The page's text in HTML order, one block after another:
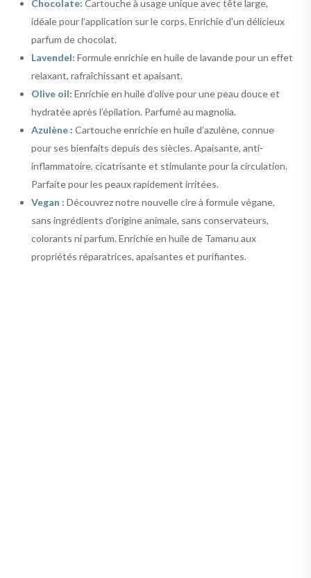
Chocolate: Cartouche à usage unique avec tête large,
idéale pour l’application sur le corps. Enrichie d’un délicieux
parfum de chocolat.
Lavendel: Formule enrichie en huile de lavande pour un effet
relaxant, rafraîchissant et apaisant.
Olive oil: Enrichie en huile d’olive pour une peau douce et
hydratée après l’épilation. Parfumé au magnolia.
Azulène : Cartouche enrichie en huile d’azulène, connue
pour ses bienfaits depuis des siècles. Apaisante, anti-
inflammatoire, cicatrisante et stimulante pour la circulation.
Parfaite pour les peaux rapidement irritées.
Vegan : Découvrez notre nouvelle cire à formule végane,
sans ingrédients d’origine animale, sans conservateurs,
colorants ni parfum. Enrichie en huile de Tamanu aux
propriétés réparatrices, apaisantes et purifiantes.